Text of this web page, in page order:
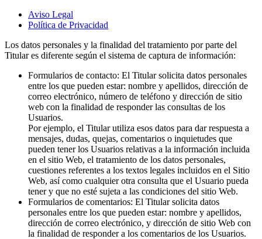
Aviso Legal
Política de Privacidad
Los datos personales y la finalidad del tratamiento por parte del
Titular es diferente según el sistema de captura de información:
Formularios de contacto: El Titular solicita datos personales
entre los que pueden estar: nombre y apellidos, dirección de
correo electrónico, número de teléfono y dirección de sitio
web con la finalidad de responder las consultas de los
Usuarios.
Por ejemplo, el Titular utiliza esos datos para dar respuesta a
mensajes, dudas, quejas, comentarios o inquietudes que
pueden tener los Usuarios relativas a la información incluida
en el sitio Web, el tratamiento de los datos personales,
cuestiones referentes a los textos legales incluidos en el Sitio
Web, así como cualquier otra consulta que el Usuario pueda
tener y que no esté sujeta a las condiciones del sitio Web.
Formularios de comentarios: El Titular solicita datos
personales entre los que pueden estar: nombre y apellidos,
dirección de correo electrónico, y dirección de sitio Web con
la finalidad de responder a los comentarios de los Usuarios.